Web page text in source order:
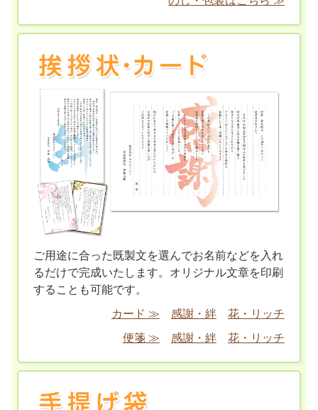
ご用途に合った既製文を選んでお名前などを入れ
るだけで完成いたします。オリジナル文章を印刷
することも可能です。
カード ≫
感謝・絆
花・リッチ
便箋 ≫
感謝・絆 花・リッチ